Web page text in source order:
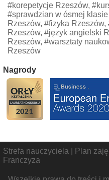
#korepetycje Rzeszów,
#sprawdzian w ósmej
Rzeszów, #fizyka
Rzeszów, #język angielski
Rzeszów, #warsztaty
Rzeszów
Nagrody
Strefa nauczyciela Plan
Franczyza